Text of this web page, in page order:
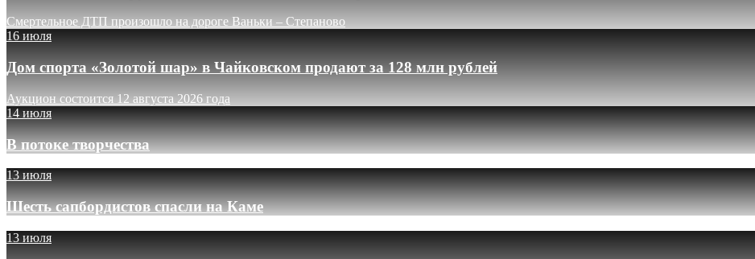
Смертельное ДТП произошло на дороге Ваньки – Степаново
16 июля
Дом спорта «Золотой шар» в Чайковском продают за 128 млн рублей
Аукцион состоится 12 августа 2026 года
14 июля
В потоке творчества
13 июля
Шесть сапбордистов спасли на Каме
13 июля